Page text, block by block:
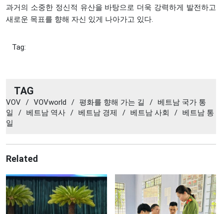
과거의 소중한 정신적 유산을 바탕으로 더욱 강력하게 발전하고
새로운 목표를 향해 자신 있게 나아가고 있다.
Tag:
TAG
VOV / VOVworld / 평화를 향해 가는 길 / 베트남 국가 통
일
/ 베트남 역사 / 베트남 경제 / 베트남 사회 / 베트남 통
일
Related